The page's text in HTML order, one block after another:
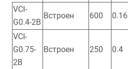
VCI-
G0.4-2B
Встроен 600 0.16
VCI-
G0.75-
2B
Встроен 250 0.4